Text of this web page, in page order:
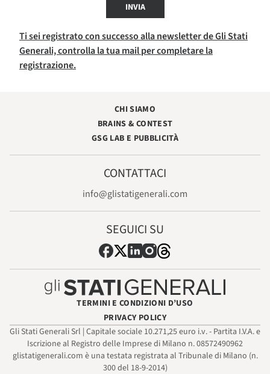
INVIA
Ti sei registrato con successo alla newsletter de Gli Stati
Generali, controlla la tua mail per completare la
registrazione.
CHI SIAMO
BRAINS & CONTEST
GSG LAB E PUBBLICITÀ
CONTATTACI
info@glistatigenerali.com
SEGUICI SU
TERMINI E CONDIZIONI D’USO
PRIVACY POLICY
Gli Stati Generali Srl | Capitale sociale 10.271,25 euro i.v. - Partita I.V.A. e
Iscrizione al Registro delle Imprese di Milano n. 08572490962
glistatigenerali.com è una testata registrata al Tribunale di Milano (n.
300 del 18-9-2014)